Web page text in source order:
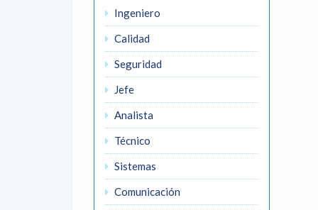
Ingeniero
Calidad
Seguridad
Jefe
Analista
Técnico
Sistemas
Comunicación